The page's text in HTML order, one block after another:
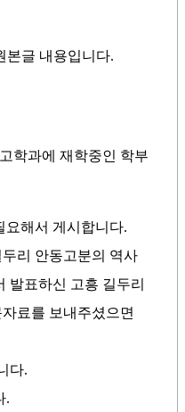
본글 내용입니다.
학과에 재학중인 학부
요해서 게시합니다.
리 안동고분의 역사
발표하신 고흥 길두리
료를 보내주셨으면
다.
.